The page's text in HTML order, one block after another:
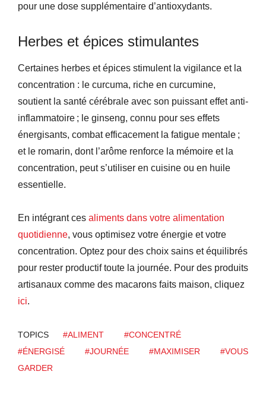
pour une dose supplémentaire d’antioxydants.
Herbes et épices stimulantes
Certaines herbes et épices stimulent la vigilance et la
concentration : le curcuma, riche en curcumine,
soutient la santé cérébrale avec son puissant effet anti-
inflammatoire ; le ginseng, connu pour ses effets
énergisants, combat efficacement la fatigue mentale ;
et le romarin, dont l’arôme renforce la mémoire et la
concentration, peut s’utiliser en cuisine ou en huile
essentielle.
En intégrant ces aliments dans votre alimentation
quotidienne, vous optimisez votre énergie et votre
concentration. Optez pour des choix sains et équilibrés
pour rester productif toute la journée. Pour des produits
artisanaux comme des macarons faits maison, cliquez
ici.
TOPICS #ALIMENT
#CONCENTRÉ
#ÉNERGISÉ
#JOURNÉE #MAXIMISER
#VOUS
GARDER